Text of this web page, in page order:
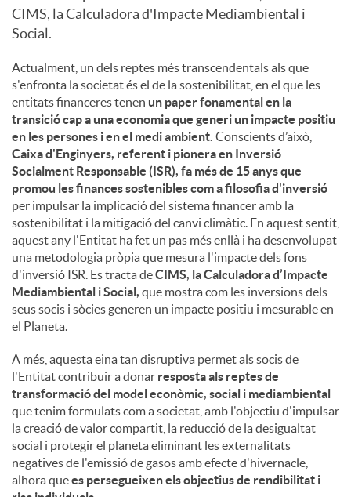
CIMS, la Calculadora d'Impacte Mediambiental i
Social.
Actualment, un dels reptes més transcendentals als que
s'enfronta la societat és el de la sostenibilitat, en el que les
entitats financeres tenen un paper fonamental en la
transició cap a una economia que generi un impacte positiu
en les persones i en el medi ambient. Conscients d’això,
Caixa d'Enginyers, referent i pionera en Inversió
Socialment Responsable (ISR), fa més de 15 anys que
promou les finances sostenibles com a filosofia d'inversió
per impulsar la implicació del sistema financer amb la
sostenibilitat i la mitigació del canvi climàtic. En aquest sentit,
aquest any l'Entitat ha fet un pas més enllà i ha desenvolupat
una metodologia pròpia que mesura l'impacte dels fons
d'inversió ISR. Es tracta deCIMS, la Calculadora d’Impacte
Mediambiental i Social, que mostra com les inversions dels
seus socis i sòcies generen un impacte positiu i mesurable en
el Planeta.
A més, aquesta eina tan disruptiva permet als socis de
l'Entitat contribuir a donar resposta als reptes de
transformació del model econòmic, social i mediambiental
que tenim formulats com a societat, amb l'objectiu d'impulsar
la creació de valor compartit, la reducció de la desigualtat
social i protegir el planeta eliminant les externalitats
negatives de l'emissió de gasos amb efecte d'hivernacle,
alhora quees persegueixen els objectius de rendibilitat i